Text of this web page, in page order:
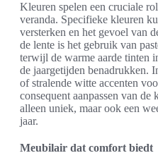
Kleuren spelen een cruciale
veranda. Specifieke kleuren
versterken en het gevoel van
de lente is het gebruik van
terwijl de warme aarde tinten
de jaargetijden benadrukken.
of stralende witte accenten
consequent aanpassen van
alleen uniek, maar ook een
jaar.
Meubilair dat comfort biedt